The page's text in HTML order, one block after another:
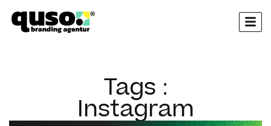
springen
Tags :
Instagram